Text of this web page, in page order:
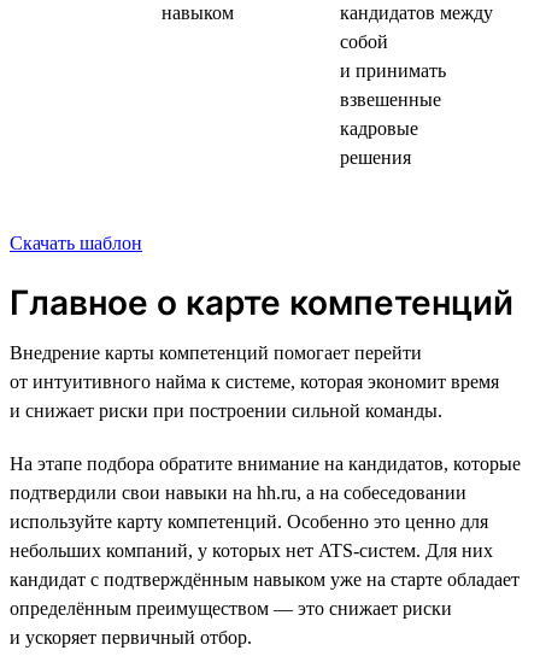
навыком
кандидатов между
собой
и принимать
взвешенные
кадровые
решения
Скачать шаблон
Главное о карте компетенций
Внедрение карты компетенций помогает перейти
от интуитивного найма к системе, которая экономит время
и снижает риски при построении сильной команды.
На этапе подбора обратите внимание на кандидатов, которые
подтвердили свои навыки на hh.ru, а на собеседовании
используйте карту компетенций. Особенно это ценно для
небольших компаний, у которых нет ATS-систем. Для них
кандидат с подтверждённым навыком уже на старте обладает
определённым преимуществом — это снижает риски
и ускоряет первичный отбор.